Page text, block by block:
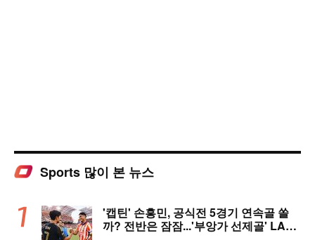
Sports 많이 본 뉴스
'캡틴' 손흥민, 공식전 5경기 연속골 쏠
까? 전반은 잠잠...'부앙가 선제골' LAF